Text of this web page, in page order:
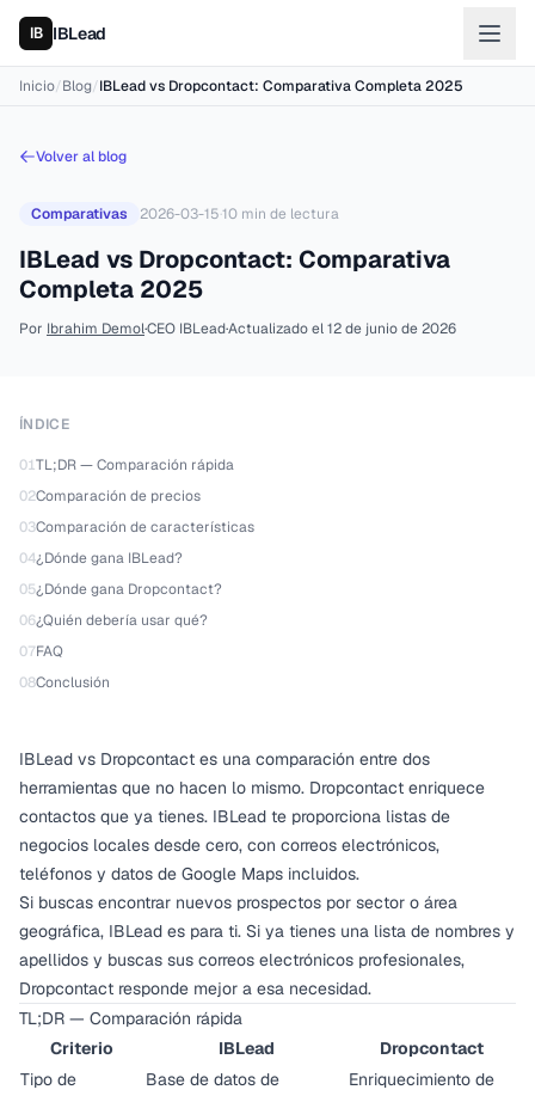
IBLead
Inicio/Blog/IBLead vs Dropcontact: Comparativa Completa 2025
Volver al blog
Comparativas 2026-03-15·10 min de lectura
IBLead vs Dropcontact: Comparativa
Completa 2025
Por Ibrahim Demol·CEO IBLead·Actualizado el12 de junio de 2026
ÍNDICE
01TL;DR — Comparación rápida
02Comparación de precios
03Comparación de características
04¿Dónde gana IBLead?
05¿Dónde gana Dropcontact?
06¿Quién debería usar qué?
07FAQ
08Conclusión
IBLead vs Dropcontact es una comparación entre dos
herramientas que no hacen lo mismo. Dropcontact enriquece
contactos que ya tienes. IBLead te proporciona listas de
negocios locales desde cero, con correos electrónicos,
teléfonos y datos de Google Maps incluidos.
Si buscas encontrar nuevos prospectos por sector o área
geográfica, IBLead es para ti. Si ya tienes una lista de nombres y
apellidos y buscas sus correos electrónicos profesionales,
Dropcontact responde mejor a esa necesidad.
TL;DR — Comparación rápida
Criterio
IBLead
Dropcontact
Tipo de
Base de datos de
Enriquecimiento de